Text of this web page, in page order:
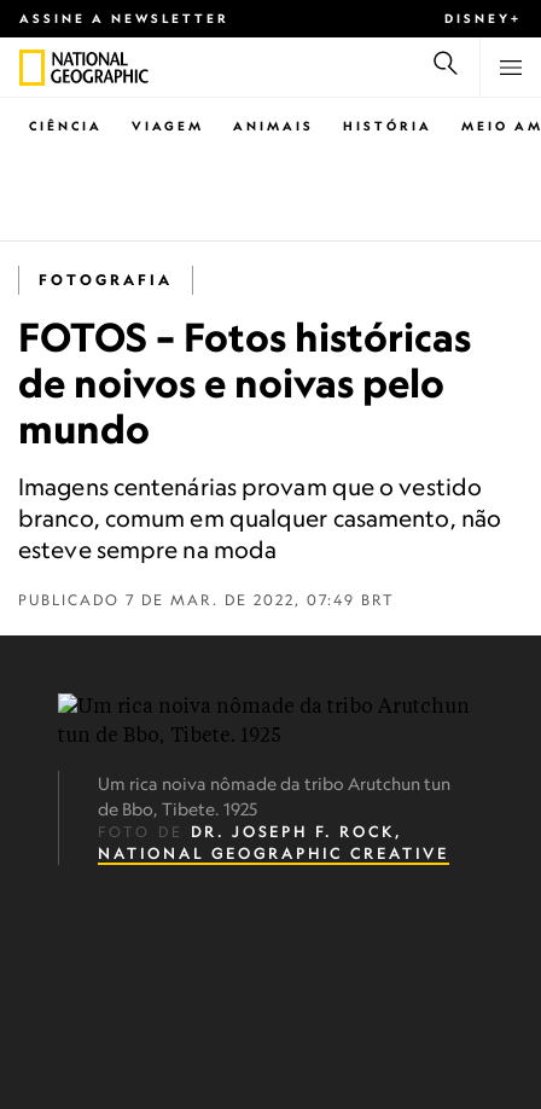
ASSINE A NEWSLETTER DISNEY+
CIÊNCIA VIAGEM ANIMAIS HISTÓRIA MEIO
FOTOGRAFIA
FOTOS – Fotos históricas
de noivos e noivas pelo
mundo
Imagens centenárias provam que o vestido
branco, comum em qualquer casamento, não
esteve sempre na moda
PUBLICADO 7 DE MAR. DE 2022, 07:49 BRT
Um rica noiva nômade da tribo Arutchun tun
de Bbo, Tibete. 1925
FOTO DE DR. JOSEPH F. ROCK,
NATIONAL GEOGRAPHIC CREATIVE